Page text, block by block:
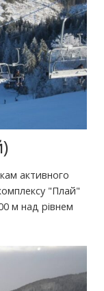
активного
"Плай"
м над рівнем